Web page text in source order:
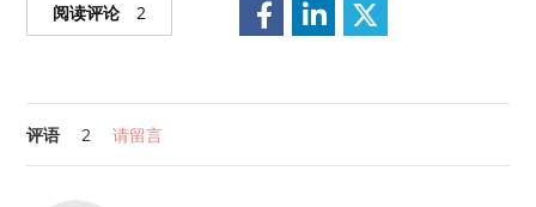
阅读评论 2
评语 2 请留言